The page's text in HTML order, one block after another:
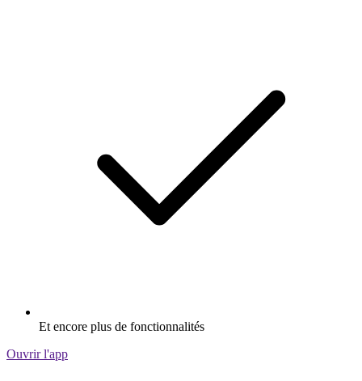
Et encore plus de fonctionnalités
Ouvrir l'app